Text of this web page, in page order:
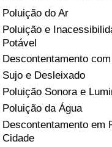
Poluição do Ar
Poluição e
Potável
Descontentamento
Sujo e Desleixado
Poluição Sonora e
Poluição da Água
Descontentamento em
Cidade
Indicador de Crime
Índice de
Saúde
Indicador de Saúde
Indicador de Saúde